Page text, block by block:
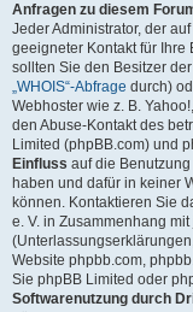
Anfragen zu diesem
Jeder Administrator, der
geeigneter Kontakt für Ihre
sollten Sie den Besitzer
„WHOIS“-Abfrage durch)
Webhoster wie z. B.
den Abuse-Kontakt des
Limited (phpBB.com) und
Einfluss auf die
haben und dafür in keiner
können. Kontaktieren Sie
e. V. in Zusammenhang
Website phpbb.com,
Sie phpBB Limited oder
Softwarenutzung durch